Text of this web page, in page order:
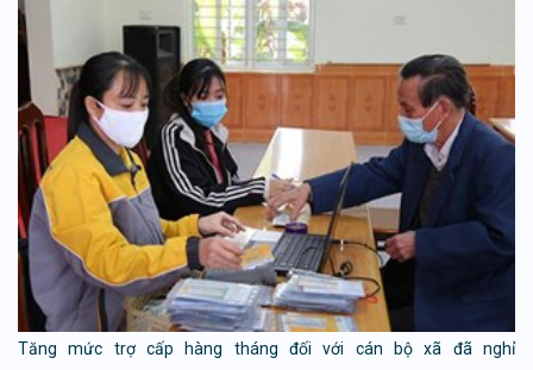
Tăng mức trợ cấp hàng tháng đối với cán bộ xã đã nghỉ